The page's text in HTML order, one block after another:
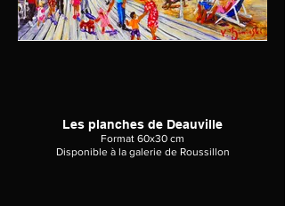
Les planches de Deauville
Format 60x30 cm
Disponible à la galerie de Roussillon